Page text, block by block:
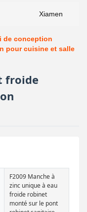
Xiamen
de conception
pour cuisine et salle
froide
F2009 Manche à
zinc unique à eau
froide robinet
monté sur le pont